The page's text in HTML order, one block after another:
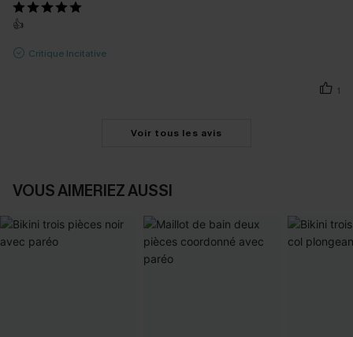
👍
Critique Incitative
1
Voir tous les avis
VOUS AIMERIEZ AUSSI